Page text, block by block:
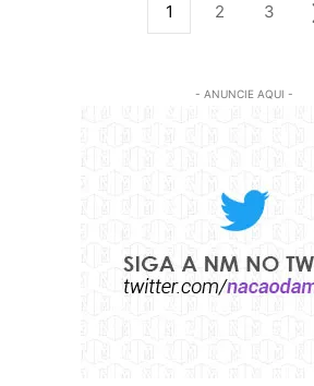
1 2 3
- ANUNCIE AQUI -